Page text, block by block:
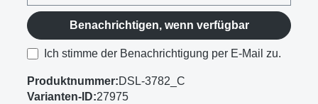
Benachrichtigen, wenn verfügbar
Ich stimme der Benachrichtigung per E-Mail zu.
Produktnummer:DSL-3782_C
Varianten-ID:27975